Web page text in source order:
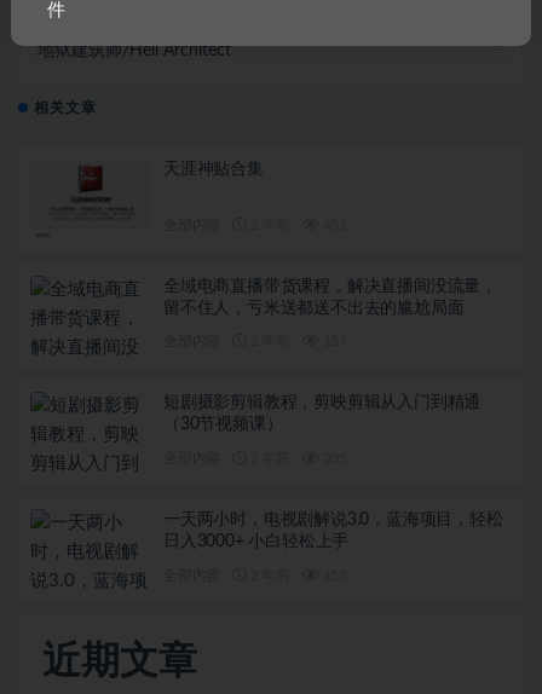
地狱建筑师/Hell Architect
相关文章
天涯神贴合集
全域电商直播带货课程，解决直播间没流量，
留不住人，亏米送都送不出去的尴尬局面
短剧摄影剪辑教程，剪映剪辑从入门到精通
（30节视频课）
一天两小时，电视剧解说3.0，蓝海项目，轻松
日入3000+ 小白轻松上手
近期文章
件